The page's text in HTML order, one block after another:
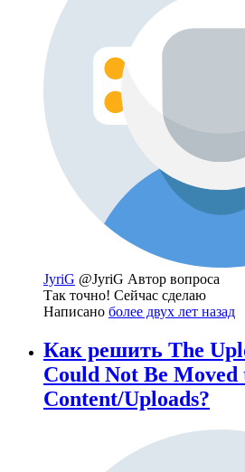
JyriG @JyriG Автор вопроса
Так точно! Сейчас сделаю
Написано более двух лет назад
Как решить The
Could Not Be Moved
Content/Uploads?